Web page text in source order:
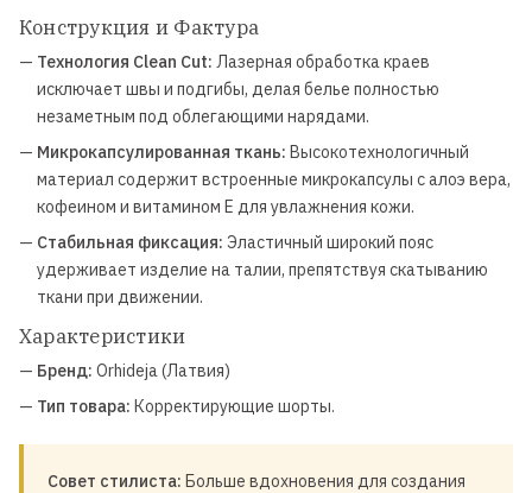
Конструкция и Фактура
— Технология Clean Cut: Лазерная обработка краев
исключает швы и подгибы, делая белье полностью
незаметным под облегающими нарядами.
— Микрокапсулированная ткань: Высокотехнологичный
материал содержит встроенные микрокапсулы с алоэ вера,
кофеином и витамином E для увлажнения кожи.
— Стабильная фиксация: Эластичный широкий пояс
удерживает изделие на талии, препятствуя скатыванию
ткани при движении.
Характеристики
— Бренд: Orhideja (Латвия)
— Тип товара: Корректирующие шорты.
Совет стилиста: Больше вдохновения для создания